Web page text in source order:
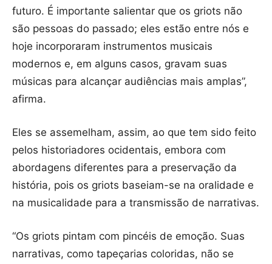
futuro. É importante salientar que os griots não
são pessoas do passado; eles estão entre nós e
hoje incorporaram instrumentos musicais
modernos e, em alguns casos, gravam suas
músicas para alcançar audiências mais amplas”,
afirma.
Eles se assemelham, assim, ao que tem sido feito
pelos historiadores ocidentais, embora com
abordagens diferentes para a preservação da
história, pois os griots baseiam-se na oralidade e
na musicalidade para a transmissão de narrativas.
“Os griots pintam com pincéis de emoção. Suas
narrativas, como tapeçarias coloridas, não se